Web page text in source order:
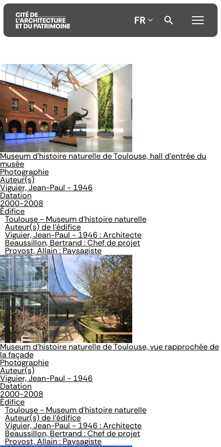
Aller
au
contenu
principal
Aller
au
menu
principal
Aller
à
la
recherche
FR
Museum d'histoire naturelle de Toulouse, hall d'entrée du
musée
Photographie
Auteur(s)
Viguier, Jean-Paul - 1946
Datation
2000-2008
Édifice
Toulouse - Museum d'histoire naturelle
Auteur(s) de l'édifice
Viguier, Jean-Paul - 1946 : Architecte
Beaussillon, Bertrand : Chef de projet
Provost, Allain : Paysagiste
Museum d'histoire naturelle de Toulouse, vue rapprochée de
la façade
Photographie
Auteur(s)
Viguier, Jean-Paul - 1946
Datation
2000-2008
Édifice
Toulouse - Museum d'histoire naturelle
Auteur(s) de l'édifice
Viguier, Jean-Paul - 1946 : Architecte
Beaussillon, Bertrand : Chef de projet
Provost, Allain : Paysagiste